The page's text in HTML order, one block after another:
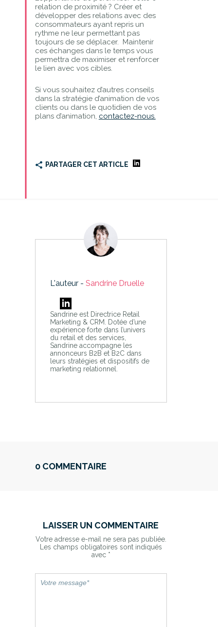
relation de proximité ? Créer et
développer des relations avec des
consommateurs ayant repris un
rythme ne leur permettant pas
toujours de se déplacer. Maintenir
ces échanges dans le temps vous
permettra de maximiser et renforcer
le lien avec vos cibles.
Si vous souhaitez d’autres conseils
dans la stratégie d’animation de vos
clients ou dans le quotidien de vos
plans d’animation, contactez-nous.
PARTAGER CET ARTICLE
L'auteur - Sandrine Druelle
Sandrine est Directrice Retail
Marketing & CRM. Dotée d’une
expérience forte dans l’univers
du retail et des services,
Sandrine accompagne les
annonceurs B2B et B2C dans
leurs stratégies et dispositifs de
marketing relationnel.
0 COMMENTAIRE
LAISSER UN COMMENTAIRE
Votre adresse e-mail ne sera pas publiée.
Les champs obligatoires sont indiqués
avec *